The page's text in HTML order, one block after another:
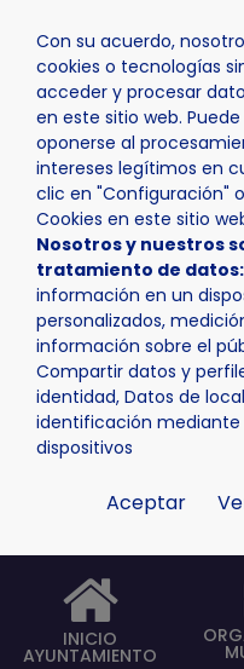
Con su acuerdo,
cookies o tecnologías
acceder y procesar
en este sitio web.
oponerse al
intereses legítimos en
clic en "Configuración"
Cookies en este sitio
Nosotros y nuestros
tratamiento de datos:
información en un
personalizados,
información sobre el
Compartir datos y
identidad, Datos de
identificación
dispositivos
Aceptar
Inicio Ayuntamiento
INICIO
AYUNTAMIENTO